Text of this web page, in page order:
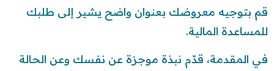
قم بتوجيه معروضك بعنوان واضح يشير إلى طلبك
للمساعدة المالية.
في المقدمة، قدّم نبذة موجزة عن نفسك وعن الحالة